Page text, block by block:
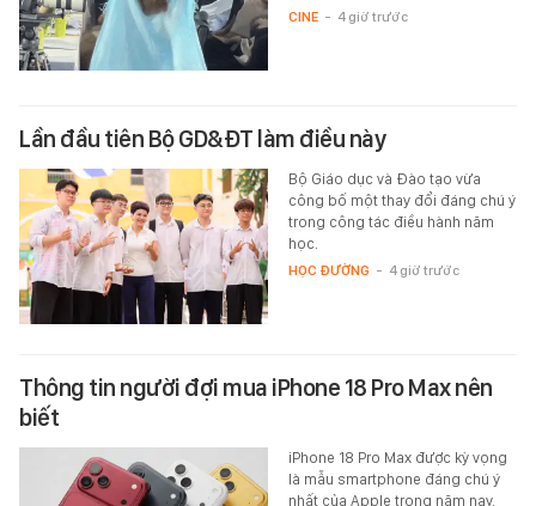
CINE - 4 giờ trước
Lần đầu tiên Bộ GD&ĐT làm điều này
Bộ Giáo dục và Đào tạo vừa
công bố một thay đổi đáng chú ý
trong công tác điều hành năm
học.
HỌC ĐƯỜNG - 4 giờ trước
Thông tin người đợi mua iPhone 18 Pro Max nên
biết
iPhone 18 Pro Max được kỳ vọng
là mẫu smartphone đáng chú ý
nhất của Apple trong năm nay.